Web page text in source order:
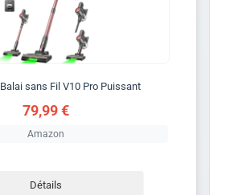
sans Fil V10 Pro Puissant
79,99 €
Amazon
Détails